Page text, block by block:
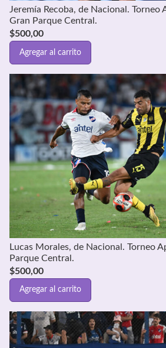
Jeremía Recoba, de Nacional. Torneo
Gran Parque Central.
$500,00
Agregar al carrito
Lucas Morales, de Nacional. Torneo
Parque Central.
$500,00
Agregar al carrito